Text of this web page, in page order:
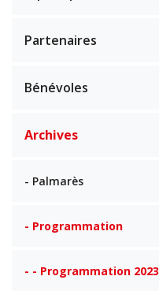
Partenaires
Bénévoles
Archives
- Palmarès
- Programmation
- - Programmation 2023